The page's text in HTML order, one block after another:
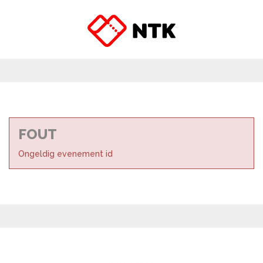
FOUT
Ongeldig evenement id